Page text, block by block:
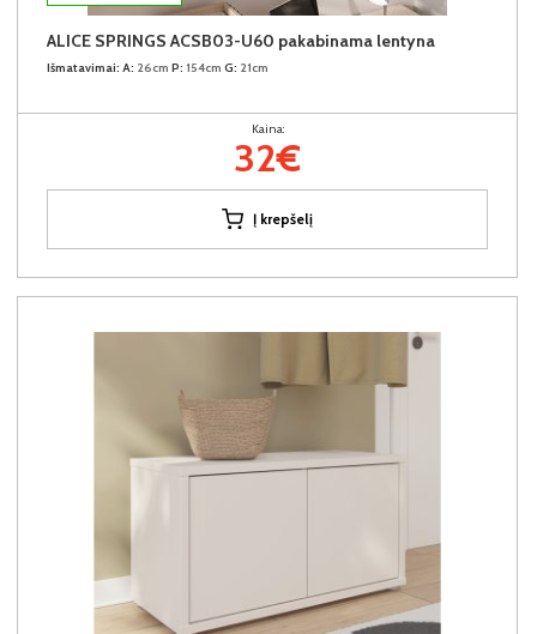
ALICE SPRINGS ACSB03-U60 pakabinama lentyna
Išmatavimai: A: 26cm P: 154cm G: 21cm
Kaina:
32€
Į krepšelį